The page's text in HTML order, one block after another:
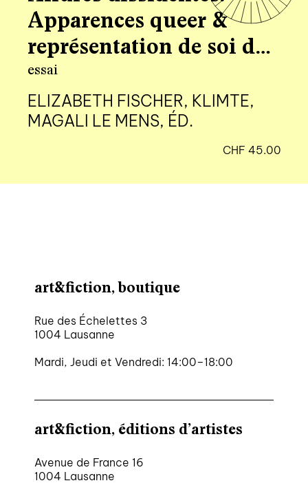
Apparences queer &
représentation de soi du
19e siècle à aujourd’hui
essai
ELIZABETH FISCHER, KLIMTE,
MAGALI LE MENS, ÉD.
CHF 45.00
art&fiction, boutique
Rue des Échelettes 3
1004 Lausanne
Mardi, Jeudi et Vendredi: 14:00–18:00
art&fiction, éditions d’artistes
Avenue de France 16
1004 Lausanne